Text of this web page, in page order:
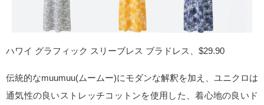
ハワイ グラフィック スリーブレス ブラドレス、$29.90
伝統的なmuumuu(ムームー)にモダンな解釈を加え、ユニクロは
通気性の良いストレッチコットンを使用した、着心地の良いド